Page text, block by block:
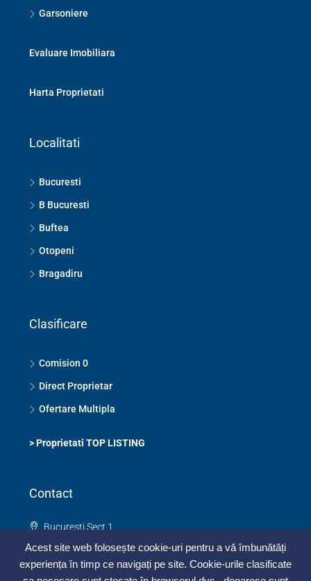
Acest site web folosește cookie-uri pentru a vă îmbunătăți
experiența în timp ce navigați pe site. Cookie-urile clasificate
Garsoniere
Evaluare Imobiliara
Harta Proprietati
Localitati
Bucuresti
B Bucuresti
Buftea
Otopeni
Bragadiru
Clasificare
Comision 0
Direct Proprietar
Ofertare Multipla
>Proprietati TOP LISTING
Contact
Bucuresti Sect 1
0748 325 273
contact@topimobiliar.ro